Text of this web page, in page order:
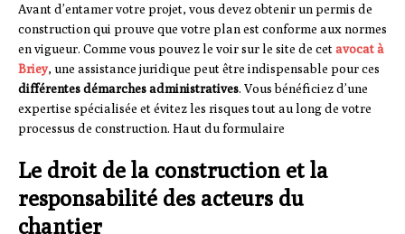
Avant d’entamer votre projet, vous devez obtenir un permis de
construction qui prouve que votre plan est conforme aux normes
en vigueur. Comme vous pouvez le voir sur le site de cetavocat à
Briey, une assistance juridique peut être indispensable pour ces
différentes démarches administratives. Vous bénéficiez d’une
expertise spécialisée et évitez les risques tout au long de votre
processus de construction. Haut du formulaire
Le droit de la construction et la
responsabilité des acteurs du
chantier